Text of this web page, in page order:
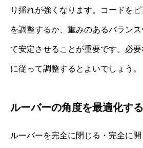
り揺れが強くなります。コードを
を調整するか、重みのあるバラン
て安定させることが重要です。必
に従って調整するとよいでしょう。
ルーバーの角度を最適化する
ルーバーを完全に閉じる・完全に